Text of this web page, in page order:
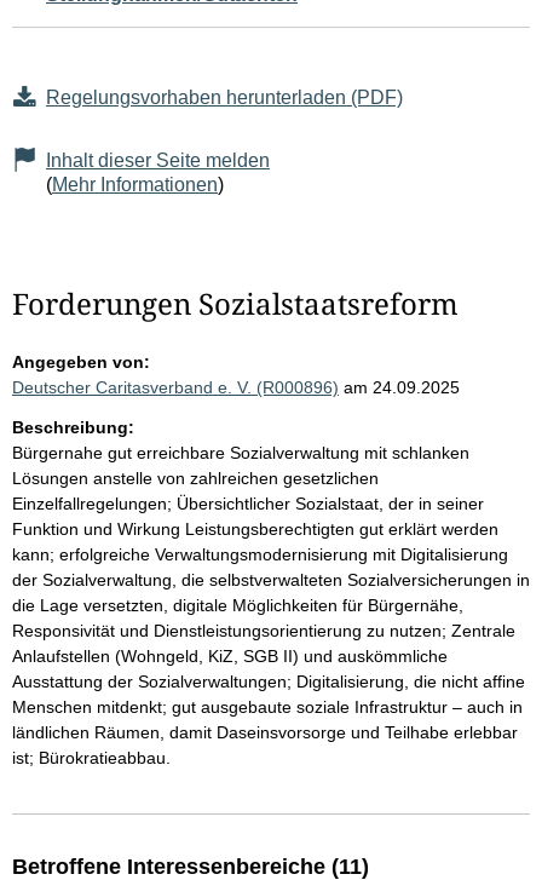
Regelungsvorhaben herunterladen (PDF)
Inhalt dieser Seite melden
(Mehr Informationen)
Forderungen Sozialstaatsreform
Angegeben von:
Deutscher Caritasverband e. V. (R000896) am 24.09.2025
Beschreibung:
Bürgernahe gut erreichbare Sozialverwaltung mit schlanken
Lösungen anstelle von zahlreichen gesetzlichen
Einzelfallregelungen; Übersichtlicher Sozialstaat, der in seiner
Funktion und Wirkung Leistungsberechtigten gut erklärt werden
kann; erfolgreiche Verwaltungsmodernisierung mit Digitalisierung
der Sozialverwaltung, die selbstverwalteten Sozialversicherungen in
die Lage versetzten, digitale Möglichkeiten für Bürgernähe,
Responsivität und Dienstleistungsorientierung zu nutzen; Zentrale
Anlaufstellen (Wohngeld, KiZ, SGB II) und auskömmliche
Ausstattung der Sozialverwaltungen; Digitalisierung, die nicht affine
Menschen mitdenkt; gut ausgebaute soziale Infrastruktur – auch in
ländlichen Räumen, damit Daseinsvorsorge und Teilhabe erlebbar
ist; Bürokratieabbau.
Betroffene Interessenbereiche (11)